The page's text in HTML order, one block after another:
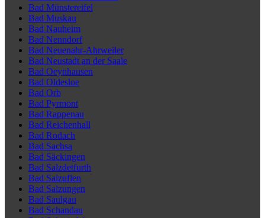
Bad Münstereifel
Bad Muskau
Bad Nauheim
Bad Nenndorf
Bad Neuenahr-Ahrweiler
Bad Neustadt an der Saale
Bad Oeynhausen
Bad Oldesloe
Bad Orb
Bad Pyrmont
Bad Rappenau
Bad Reichenhall
Bad Rodach
Bad Sachsa
Bad Säckingen
Bad Salzdetfurth
Bad Salzuflen
Bad Salzungen
Bad Saulgau
Bad Schandau